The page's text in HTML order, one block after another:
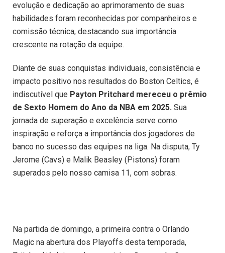
evolução e dedicação ao aprimoramento de suas
habilidades foram reconhecidas por companheiros e
comissão técnica, destacando sua importância
crescente na rotação da equipe.
Diante de suas conquistas individuais, consistência e
impacto positivo nos resultados do Boston Celtics, é
indiscutível que Payton Pritchard mereceu o prêmio
de Sexto Homem do Ano da NBA em 2025. Sua
jornada de superação e excelência serve como
inspiração e reforça a importância dos jogadores de
banco no sucesso das equipes na liga.​ Na disputa, Ty
Jerome (Cavs) e Malik Beasley (Pistons) foram
superados pelo nosso camisa 11, com sobras.
Na partida de domingo, a primeira contra o Orlando
Magic na abertura dos Playoffs desta temporada,